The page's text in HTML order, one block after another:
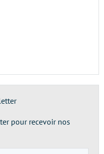
pour recevoir nos